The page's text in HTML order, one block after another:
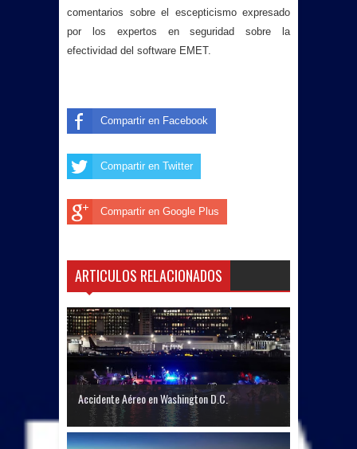
comentarios sobre el escepticismo expresado
por los expertos en seguridad sobre la
efectividad del software EMET.
Compartir en Facebook
Compartir en Twitter
Compartir en Google Plus
ARTICULOS RELACIONADOS
Accidente Aéreo en Washington D.C.